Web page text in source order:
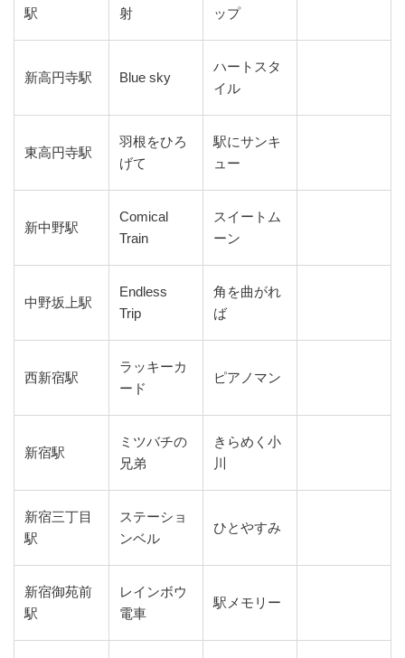
駅
射
ップ
新高円寺駅 Blue sky
ハートスタ
イル
東高円寺駅
羽根をひろ
げて
駅にサンキ
ュー
新中野駅
Comical
Train
スイートム
ーン
中野坂上駅
Endless
Trip
角を曲がれ
ば
西新宿駅
ラッキーカ
ード
ピアノマン
新宿駅
ミツバチの
兄弟
きらめく小
川
新宿三丁目
駅
ステーショ
ンベル
ひとやすみ
新宿御苑前
駅
レインボウ
電車
駅メモリー